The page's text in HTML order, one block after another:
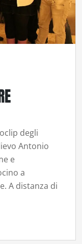
degli
Antonio
e
a
A distanza di